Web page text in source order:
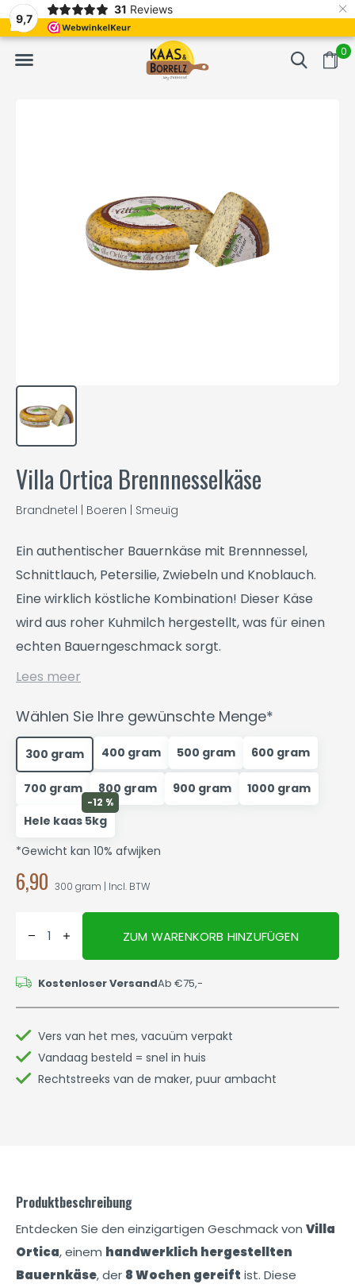
9,7
31 Reviews ×
0
Meistens Lieferung innerhalb von 3 Tagen Gratis bezorgd
Villa Ortica Brennnesselkäse
Brandnetel | Boeren | Smeuïg
Ein authentischer Bauernkäse mit Brennnessel,
Schnittlauch, Petersilie, Zwiebeln und Knoblauch.
Eine wirklich köstliche Kombination! Dieser Käse
wird aus roher Kuhmilch hergestellt, was für einen
echten Bauerngeschmack sorgt.
Lees meer
Wählen Sie Ihre gewünschte Menge*
300 gram 400 gram 500 gram 600 gram
700 gram 800 gram 900 gram 1000 gram
-12 %
Hele kaas 5kg
*Gewicht kan 10% afwijken
6,90 300 gram | Incl. BTW
ZUM WARENKORB HINZUFÜGEN
Kostenloser VersandAb €75,-
Vers van het mes, vacuüm verpakt
Vandaag besteld = snel in huis
Rechtstreeks van de maker, puur ambacht
Produktbeschreibung
Entdecken Sie den einzigartigen Geschmack von Villa
Ortica, einem handwerklich hergestellten
Bauernkäse, der 8 Wochen gereift ist. Diese